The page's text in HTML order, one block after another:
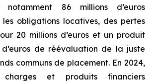
notamment 86 millions d’euros
les obligations locatives, des pertes
20 millions d’euros et un produit
de réévaluation de la juste
communs de placement. En 2024,
et produits financiers